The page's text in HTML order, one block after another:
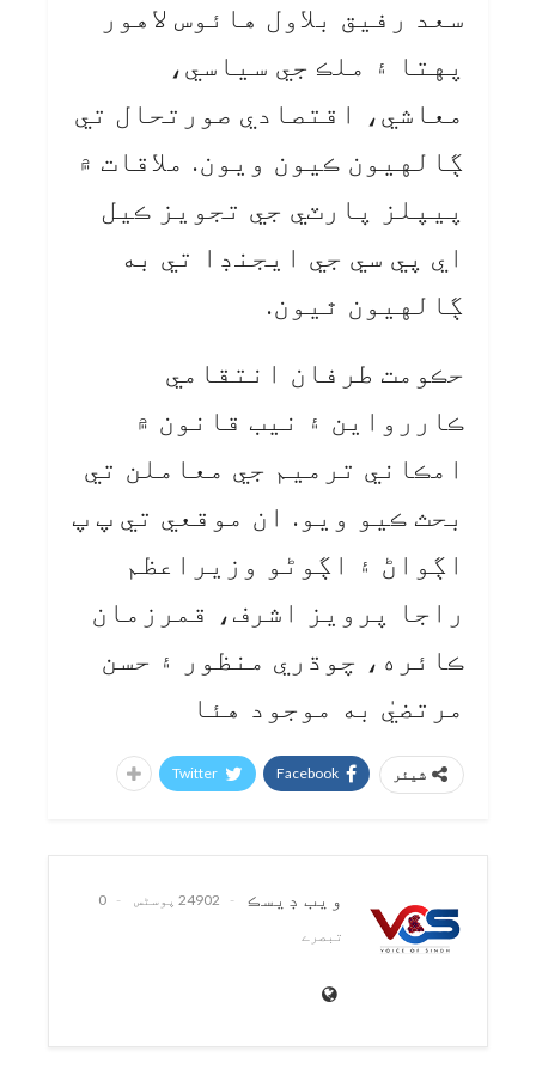
سعد رفيق بلاول هائوس لاهور
پهتا ۽ ملڪ جي سياسي،
معاشي، اقتصادي صورتحال تي
ڳالهيون ڪيون ويون. ملاقات ۾
پيپلز پارٽي جي تجويز ڪيل
اي پي سي جي ايجنڊا تي به
ڳالهيون ٿيون.
حڪومت طرفان انتقامي
ڪاررواين ۽ نيب قانون ۾
امڪاني ترميم جي معاملن تي
بحث ڪيو ويو. ان موقعي تي پ پ
اڳواڻ ۽ اڳوڻو وزيراعظم
راجا پرويز اشرف، قمرزمان
ڪائره، چوڌري منظور ۽ حسن
مرتضيٰ به موجود هئا
شیئر Facebook
Twitter
ويب ڊيسڪ 24902 پوسٹس
0
تبصرے